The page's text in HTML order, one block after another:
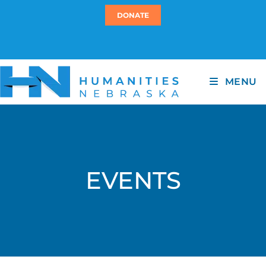
DONATE
MENU
EVENTS